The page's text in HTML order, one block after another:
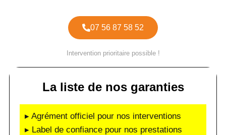
07 56 87 58 52
Intervention prioritaire possible !
La liste de nos garanties
▸ Agrément officiel pour nos interventions
▸ Label de confiance pour nos prestations